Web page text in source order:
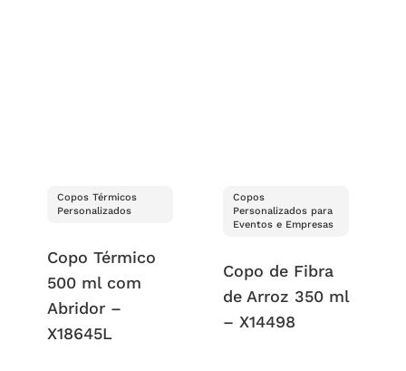
Copos Térmicos
Personalizados
Copo Térmico
500 ml com
Abridor –
X18645L
Copos
Personalizados para
Eventos e Empresas
Copo de Fibra
de Arroz 350 ml
– X14498